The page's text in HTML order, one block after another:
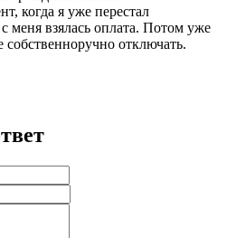
когда я уже перестал
меня взялась оплата. Потом уже
отключать.